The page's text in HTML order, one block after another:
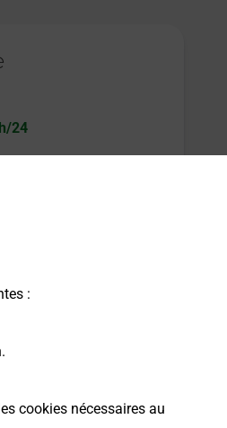
:
cookies nécessaires au
24